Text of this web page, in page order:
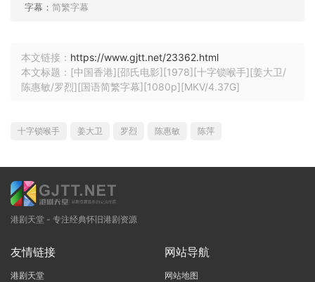
字幕： 简繁字幕
本文链接： https://www.gjtt.net/23362.html
本文标题：[中国香港][邵氏电影][1978][十字锁喉手][姜大卫/
陈惠敏/罗烈][国语简繁字幕][1080p][MKV/4.37G]
十字锁喉手 姜大卫 罗烈 陈惠敏 陈萍
港剧天堂 - 专注经典怀旧港剧资源
友情链接
港剧天堂
网站导航
网站地图